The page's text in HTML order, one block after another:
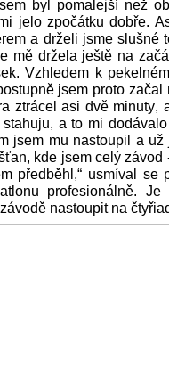
byl pomalejší než
jelo zpočátku dobře.
a drželi jsme slušné
mě držela ještě na
Vzhledem k
jsem proto
ztrácel asi dvě minuty,
a to mi
jsem mu nastoupil a
kde jsem celý
předběhl,“ usmíval se
profesionálně.
nastoupit na